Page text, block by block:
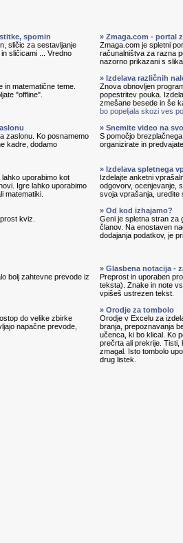
spomin
sličic za sestavljanje
sličicami ... Vredno
» Zmaga.com - portal
Zmaga.com je spletni
računalništva za razna
nazorno prikazani s
in matematične teme.
"offline".
» Izdelava različnih
Znova obnovljen
popestritev pouka.
zmešane besede in še
bo popeljala skozi ves
zaslonu. Ko posnamemo
kadre, dodamo
» Snemite video na
S pomočjo
organizirate in
uporabimo kot
Igre lahko uporabimo
matematiki.
» Izdelava spletnega
Izdelajte anketni
odgovorv, ocenjevanje,
svoja vprašanja, uredite
kviz.
» Od kod izhajamo?
Geni je spletna stran za
članov. Na enostaven
dodajanja podatkov, je
bolj zahtevne prevode iz
» Glasbena notacija -
Preprost in uporaben
teksta). Znake in note
vpišeš ustrezen tekst.
do velike zbirke
napačne prevode,
» Orodje za tombolo
Orodje v Excelu za
branja, prepoznavanja
učenca, ki bo klical. Ko
prečrta ali prekrije.
zmagal. Isto tombolo
drug listek.